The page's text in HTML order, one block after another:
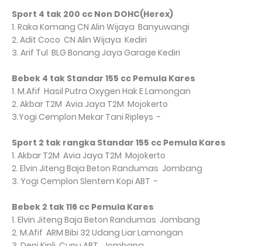
Sport 4 tak 200 cc Non DOHC(Herex)
1. Raka Komang CN Alin Wijaya Banyuwangi
2. Adit Coco CN Alin Wijaya Kediri
3. Arif Tul BLG Bonang Jaya Garage Kediri
Bebek 4 tak Standar 155 cc Pemula Kares
1. M.Afif Hasil Putra Oxygen Hak ELamongan
2. Akbar T2M Avia Jaya T2M Mojokerto
3.Yogi Cemplon Mekar Tani Ripleys -
Sport 2 tak rangka Standar 155 cc Pemula Kares
1. Akbar T2M Avia Jaya T2M Mojokerto
2. Elvin Jiteng Baja Beton Randumas Jombang
3. Yogi Cemplon Slentem Kopi ABT -
Bebek 2 tak 116 cc Pemula Kares
1. Elvin Jiteng Baja Beton Randumas Jombang
2. M.Afif ARM Bibi 32 Udang LiarLamongan